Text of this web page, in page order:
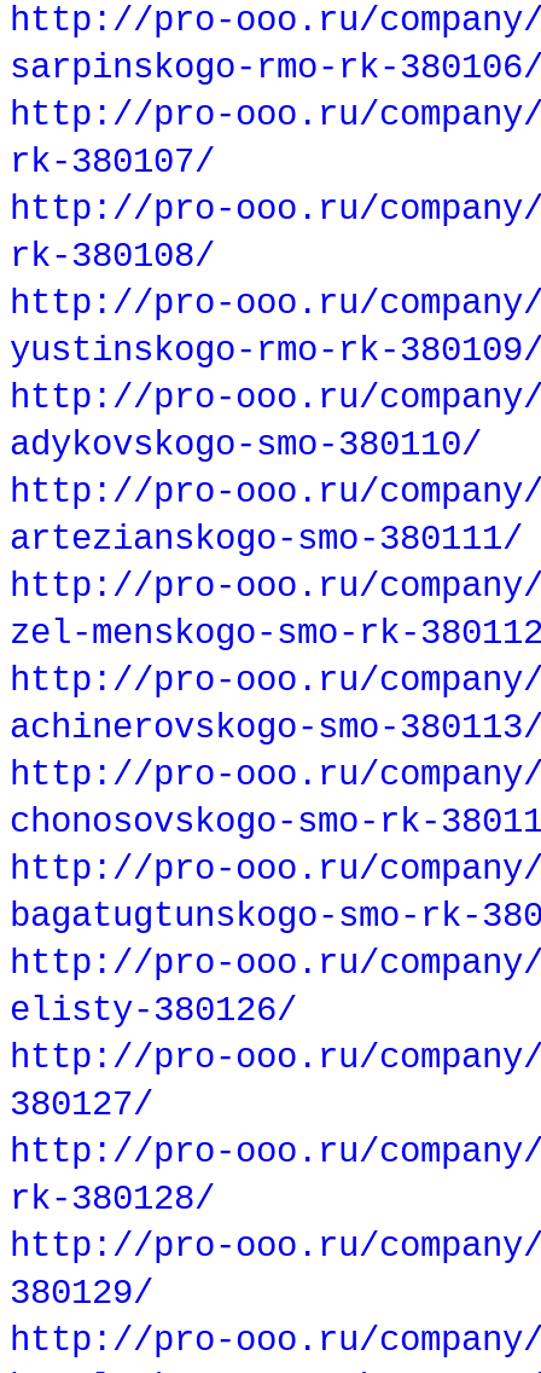
http://pro-ooo.ru/
sarpinskogo-rmo-rk-
http://pro-ooo.ru/
rk-380107/
http://pro-ooo.ru/
rk-380108/
http://pro-ooo.ru/
yustinskogo-rmo-rk-
http://pro-ooo.ru/
adykovskogo-smo-380110/
http://pro-ooo.ru/
artezianskogo-smo-380111/
http://pro-ooo.ru/
zel-menskogo-smo-rk-
http://pro-ooo.ru/
achinerovskogo-smo-
http://pro-ooo.ru/
chonosovskogo-smo-rk-
http://pro-ooo.ru/
bagatugtunskogo-smo-rk-
http://pro-ooo.ru/
elisty-380126/
http://pro-ooo.ru/
380127/
http://pro-ooo.ru/
rk-380128/
http://pro-ooo.ru/
380129/
http://pro-ooo.ru/